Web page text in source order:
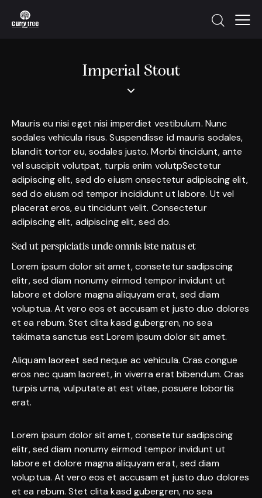
Imperial Stout
Mauris eu nisi eget nisi imperdiet vestibulum. Nunc
sodales vehicula risus. Suspendisse id mauris sodales,
blandit tortor eu, sodales justo. Morbi tincidunt, ante
vel suscipit volutpat, turpis enim volutpSectetur
adipiscing elit, sed do eiusm onsectetur adipiscing elit,
sed do eiusm od tempor incididunt ut labore. Ut vel
placerat eros, eu tincidunt velit. Consectetur
adipiscing elit, adipiscing elit, sed do.
Sed ut perspiciatis unde omnis iste natus et
Lorem ipsum dolor sit amet, consetetur sadipscing
elitr, sed diam nonumy eirmod tempor invidunt ut
labore et dolore magna aliquyam erat, sed diam
voluptua. At vero eos et accusam et justo duo dolores
et ea rebum. Stet clita kasd gubergren, no sea
takimata sanctus est Lorem ipsum dolor sit amet.
Aliquam laoreet sed neque ac vehicula. Cras congue
eros nec quam laoreet, in viverra erat bibendum. Cras
turpis urna, vulputate at est vitae, posuere lobortis
erat.
Lorem ipsum dolor sit amet, consetetur sadipscing
elitr, sed diam nonumy eirmod tempor invidunt ut
labore et dolore magna aliquyam erat, sed diam
voluptua. At vero eos et accusam et justo duo dolores
et ea rebum. Stet clita kasd gubergren, no sea